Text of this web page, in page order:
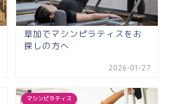
草加でマシンピラティスをお
探しの方へ
2026-01-27
マシンピラティス